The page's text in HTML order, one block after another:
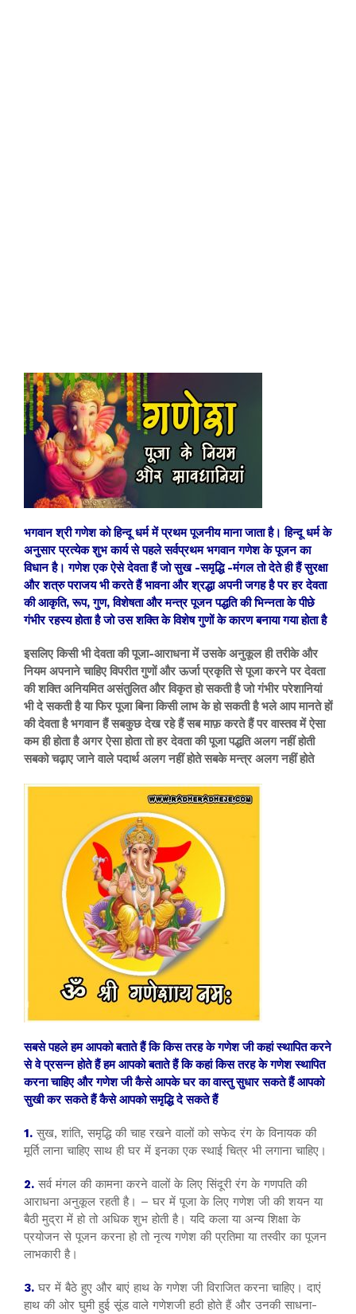
भगवान श्री गणेश को हिन्दू धर्म में प्रथम पूजनीयमाना जाता है। हिन्दू धर्म के
अनुसार प्रत्येक शुभ कार्य से पहले सर्वप्रथम भगवान गणेश के पूजन का
विधान है।गणेश एक ऐसे देवता हैं जो सुख -समृद्धि -मंगल तो देते ही हैं सुरक्षा
और शत्रु पराजय भी करते हैं भावना और श्रद्धा अपनी जगह है पर हर देवता
की आकृति, रूप, गुण, विशेषता और मन्त्र पूजन पद्धति की भिन्नता के पीछे
गंभीर रहस्य होता है जो उस शक्ति के विशेष गुणों के कारण बनाया गया होता है
इसलिए किसी भी देवता की पूजा-आराधना में उसके अनुकूल ही तरीके और
नियम अपनाने चाहिए विपरीत गुणों और ऊर्जा प्रकृति से पूजा करने पर देवता
की शक्ति अनियमित असंतुलित और विकृत हो सकती है जो गंभीर परेशानियां
भी दे सकती है या फिर पूजा बिना किसी लाभ के हो सकती है भले आप मानते हों
की देवता है भगवान हैं सबकुछ देख रहे हैं सब माफ़ करते हैं पर वास्तव में ऐसा
कम ही होता है अगर ऐसा होता तो हर देवता की पूजा पद्धति अलग नहीं होती
सबको चढ़ाए जाने वाले पदार्थ अलग नहीं होते सबके मन्त्र अलग नहीं होते
सबसे पहले हम आपको बताते हैं कि किस तरह के गणेश जी कहां स्थापित करने
से वे प्रसन्न होते हैं हम आपको बताते हैं कि कहां किस तरह के गणेश स्थापित
करना चाहिए और गणेश जी कैसे आपके घर का वास्तु सुधार सकते हैं आपको
सुखी कर सकते हैं कैसे आपको समृद्धि दे सकते हैं
1. सुख, शांति, समृद्धि की चाह रखने वालों को सफेद रंग के विनायक की
मूर्ति लाना चाहिए साथ ही घर में इनका एक स्थाई चित्र भी लगाना चाहिए।
2. सर्व मंगल की कामना करने वालों के लिए सिंदूरी रंग के गणपति की
आराधना अनुकूल रहती है। – घर में पूजा के लिए गणेश जी की शयन या
बैठी मुद्रा में हो तो अधिक शुभ होती है। यदि कला या अन्य शिक्षा के
प्रयोजन से पूजन करना हो तो नृत्य गणेश की प्रतिमा या तस्वीर का पूजन
लाभकारी है।
3. घर में बैठे हुए और बाएं हाथ के गणेश जी विराजित करना चाहिए। दाएं
हाथ की ओर घुमी हुई सूंड वाले गणेशजी हठी होते हैं और उनकी साधना-